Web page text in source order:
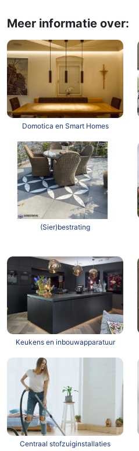
Meer informatie over:
Domotica en Smart Homes
(Sier)bestrating
Keukens en inbouwapparatuur
Centraal stofzuiginstallaties